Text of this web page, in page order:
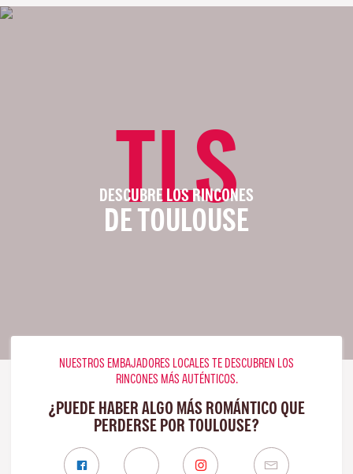
TLS
DESCUBRE LOS RINCONES
DE TOULOUSE
NUESTROS EMBAJADORES LOCALES TE DESCUBREN LOS
RINCONES MÁS AUTÉNTICOS.
¿PUEDE HABER ALGO MÁS ROMÁNTICO QUE
PERDERSE POR TOULOUSE?